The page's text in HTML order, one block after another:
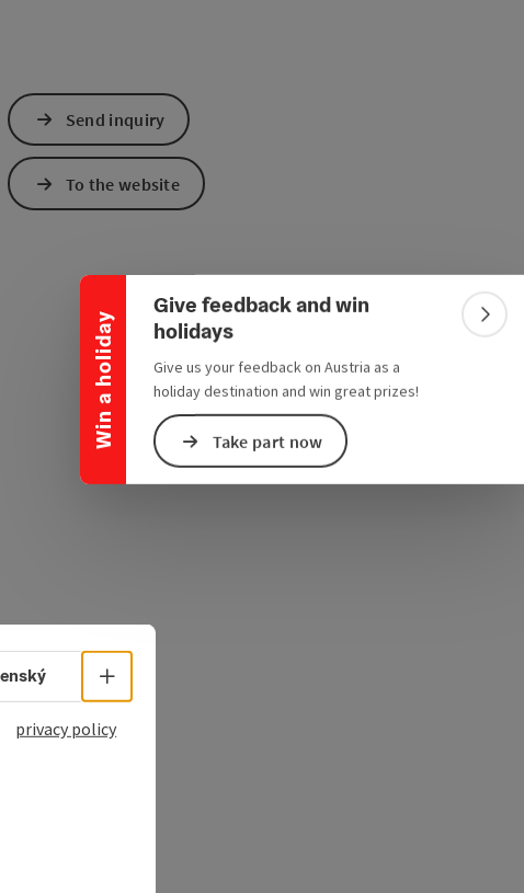
Win a holiday
Collapse banner
Give feedback and win
holidays
Give us your feedback on Austria as a
holiday destination and win great prizes!
Take part now
Maps
in Apple Maps
Send inquiry
To the website
Select language - Open menu
privacy policy